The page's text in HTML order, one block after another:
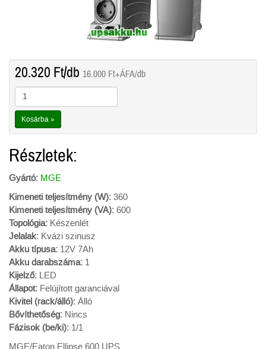
20.320 Ft/db 16.000 Ft+ÁFA/db
Kosárba »
Részletek:
Gyártó: MGE
Kimeneti teljesítmény (W): 360
Kimeneti teljesítmény (VA): 600
Topológia: Készenlét
Jelalak: Kvázi szinusz
Akku típusa: 12V 7Ah
Akku darabszáma: 1
Kijelző: LED
Állapot: Felújított garanciával
Kivitel (rack/álló): Álló
Bővíthetőség: Nincs
Fázisok (be/ki): 1/1
MGE/Eaton Ellipse 600 UPS.